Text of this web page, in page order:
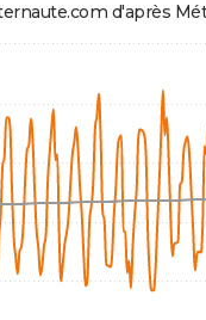
d'après